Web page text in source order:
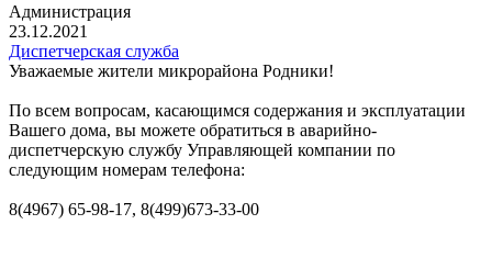
Администрация
23.12.2021
Диспетчерская служба
Уважаемые жители микрорайона Родники!
По всем вопросам, касающимся содержания и эксплуатации
Вашего дома, вы можете обратиться в аварийно-
диспетчерскую службу Управляющей компании по
следующим номерам телефона:
8(4967) 65-98-17, 8(499)673-33-00